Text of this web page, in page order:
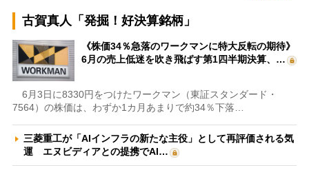
古賀真人「発掘！好決算銘柄」
《株価34％急落のワークマンに特大反転の期待》
6月の売上低迷を吹き飛ばす第1四半期決算、…
6月3日に8330円をつけたワークマン（東証スタンダード・
7564）の株価は、わずか1カ月あまりで約34％下落…
三菱重工が「AIインフラの新たな主役」として再評価される気
運 エヌビディアとの提携でAI…